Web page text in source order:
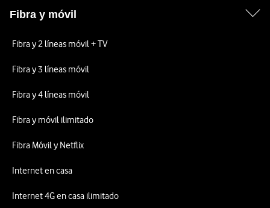
Fibra y móvil
Fibra y 2 líneas móvil + TV
Fibra y 3 líneas móvil
Fibra y 4 líneas móvil
Fibra y móvil ilimitado
Fibra Móvil y Netflix
Internet en casa
Internet 4G en casa ilimitado